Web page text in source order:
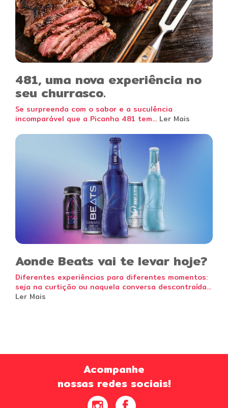
481, uma nova experiência no
seu churrasco.
Se surpreenda com o sabor e a suculência
incomparável que a Picanha 481 tem... Ler Mais
Aonde Beats vai te levar hoje?
Diferentes experiências para diferentes momentos:
seja na curtição ou naquela conversa descontraída...
Ler Mais
Acompanhe
nossas redes sociais!